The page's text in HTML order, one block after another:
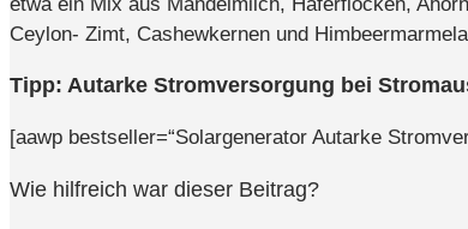
etwa ein Mix aus Mandelmilch, Haferflocken,
Ceylon- Zimt, Cashewkernen und
Tipp: Autarke Stromversorgung bei
[aawp bestseller=“Solargenerator Autarke
Wie hilfreich war dieser Beitrag?